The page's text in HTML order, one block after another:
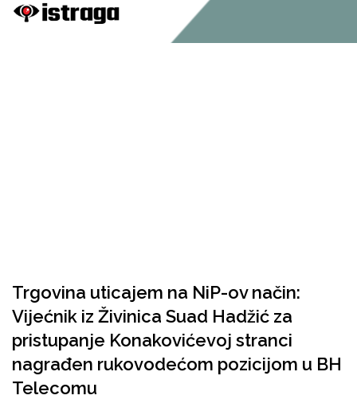
Trgovina uticajem na NiP-ov način:
Vijećnik iz Živinica Suad Hadžić za
pristupanje Konakovićevoj stranci
nagrađen rukovodećom pozicijom u BH
Telecomu